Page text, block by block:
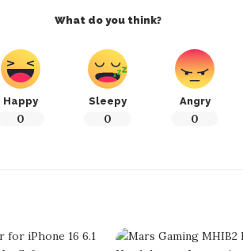
What do you think?
Happy
0
Sleepy
0
Angry
0